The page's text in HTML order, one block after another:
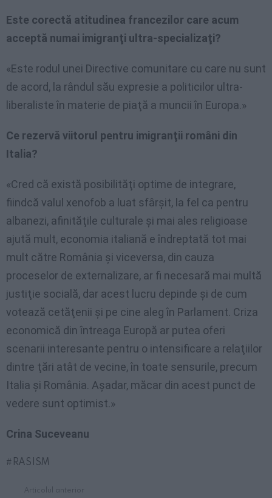
Este corectă atitudinea francezilor care acum
acceptă numai imigranţi ultra-specializaţi?
«Este rodul unei Directive comunitare cu care nu sunt
de acord, la rândul său expresie a politicilor ultra-
liberaliste în materie de piaţă a muncii în Europa.»
Ce rezervă viitorul pentru imigranţii români din
Italia?
«Cred că există posibilităţi optime de integrare,
fiindcă valul xenofob a luat sfârşit, la fel ca pentru
albanezi, afinităţile culturale şi mai ales religioase
ajută mult, economia italiană e îndreptată tot mai
mult către România şi viceversa, din cauza
proceselor de externalizare, ar fi necesară mai multă
justiţie socială, dar acest lucru depinde şi de cum
votează cetăţenii şi pe cine aleg în Parlament. Criza
economică din întreaga Europă ar putea oferi
scenarii interesante pentru o intensificare a relaţiilor
dintre ţări atât de vecine, în toate sensurile, precum
Italia şi România. Aşadar, măcar din acest punct de
vedere sunt optimist.»
Crina Suceveanu
RASISM
Articolul anterior